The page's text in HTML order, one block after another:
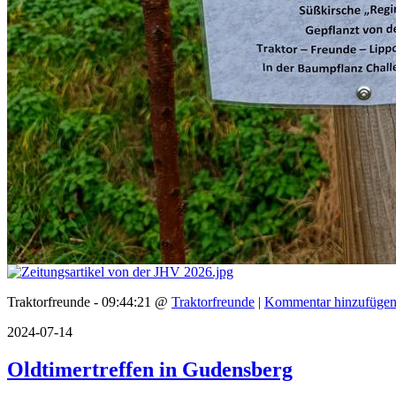
Traktorfreunde - 09:44:21 @ Traktorfreunde | Kommentar hinzufügen
2024-07-14
Oldtimertreffen in Gudensberg